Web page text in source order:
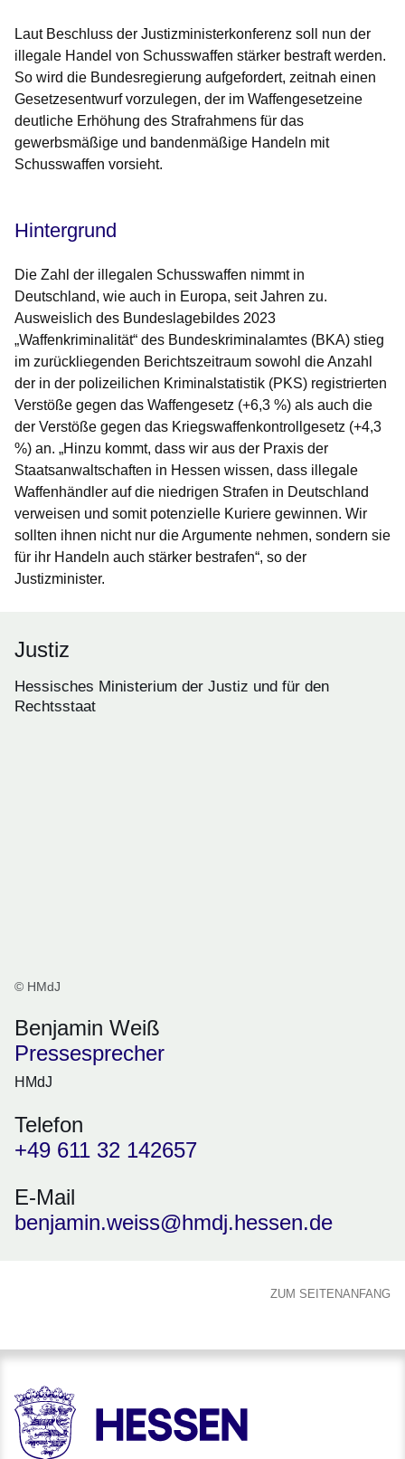
Laut Beschluss der Justizministerkonferenz soll nun der
illegale Handel von Schusswaffen stärker bestraft werden.
So wird die Bundesregierung aufgefordert, zeitnah einen
Gesetzesentwurf vorzulegen, der im Waffengesetzeine
deutliche Erhöhung des Strafrahmens für das
gewerbsmäßige und bandenmäßige Handeln mit
Schusswaffen vorsieht.
Hintergrund
Die Zahl der illegalen Schusswaffen nimmt in
Deutschland, wie auch in Europa, seit Jahren zu.
Ausweislich des Bundeslagebildes 2023
„Waffenkriminalität“ des Bundeskriminalamtes (BKA) stieg
im zurückliegenden Berichtszeitraum sowohl die Anzahl
der in der polizeilichen Kriminalstatistik (PKS) registrierten
Verstöße gegen das Waffengesetz (+6,3 %) als auch die
der Verstöße gegen das Kriegswaffenkontrollgesetz (+4,3
%) an. „Hinzu kommt, dass wir aus der Praxis der
Staatsanwaltschaften in Hessen wissen, dass illegale
Waffenhändler auf die niedrigen Strafen in Deutschland
verweisen und somit potenzielle Kuriere gewinnen. Wir
sollten ihnen nicht nur die Argumente nehmen, sondern sie
für ihr Handeln auch stärker bestrafen“, so der
Justizminister.
Justiz
Hessisches Ministerium der Justiz und für den
Rechtsstaat
© HMdJ
Benjamin Weiß
Pressesprecher
HMdJ
Telefon
+49 611 32 142657
E-Mail
benjamin.weiss@hmdj.hessen.de
ZUM SEITENANFANG
HESSEN - Hessische Landesregierung